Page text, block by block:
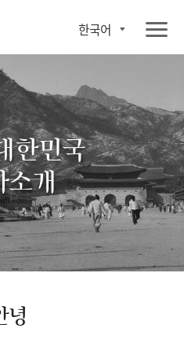
한국어
한민국
소개
녕